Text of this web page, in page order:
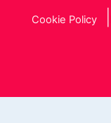
Cookie Policy